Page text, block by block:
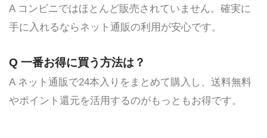
A コンビニではほとんど販売されていません。確実に
手に入れるならネット通販の利用が安心です。
Q 一番お得に買う方法は？
A ネット通販で24本入りをまとめて購入し、送料無料
やポイント還元を活用するのがもっともお得です。